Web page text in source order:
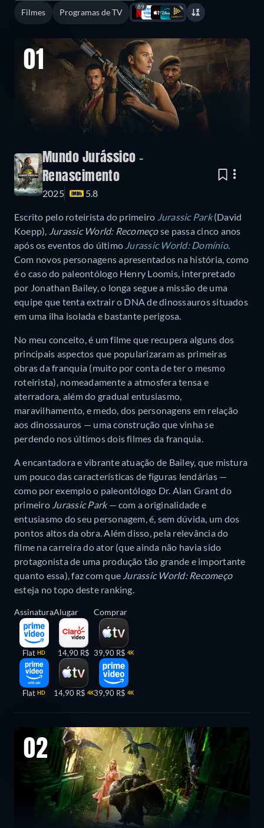
Filmes Programas de TV
89
01
Mundo Jurássico -
Renascimento
2025 5.8
Escrito pelo roteirista do primeiro Jurassic Park(David
Koepp), Jurassic World: Recomeçose passa cinco anos
após os eventos do último Jurassic World: Domínio.
Com novos personagens apresentados na história, como
é o caso do paleontólogo Henry Loomis, interpretado
por Jonathan Bailey, o longa segue a missão de uma
equipe que tenta extrair o DNA de dinossauros situados
em uma ilha isolada e bastante perigosa.
No meu conceito, é um filme que recupera alguns dos
principais aspectos que popularizaram as primeiras
obras da franquia (muito por conta de ter o mesmo
roteirista), nomeadamente a atmosfera tensa e
aterradora, além do gradual entusiasmo,
maravilhamento, e medo, dos personagens em relação
aos dinossauros — uma construção que vinha se
perdendo nos últimos dois filmes da franquia.
A encantadora e vibrante atuação de Bailey, que mistura
um pouco das características de figuras lendárias —
como por exemplo o paleontólogo Dr. Alan Grant do
primeiro Jurassic Park— com a originalidade e
entusiasmo do seu personagem, é, sem dúvida, um dos
pontos altos da obra. Além disso, pela relevância do
filme na carreira do ator (que ainda não havia sido
protagonista de uma produção tão grande e importante
quanto essa), faz com que Jurassic World: Recomeço
esteja no topo deste ranking.
Assinatura
Flat HD
Flat HD
Alugar
14,90 R$
14,90 R$ 4K
Comprar
39,90 R$ 4K
39,90 R$ 4K
02